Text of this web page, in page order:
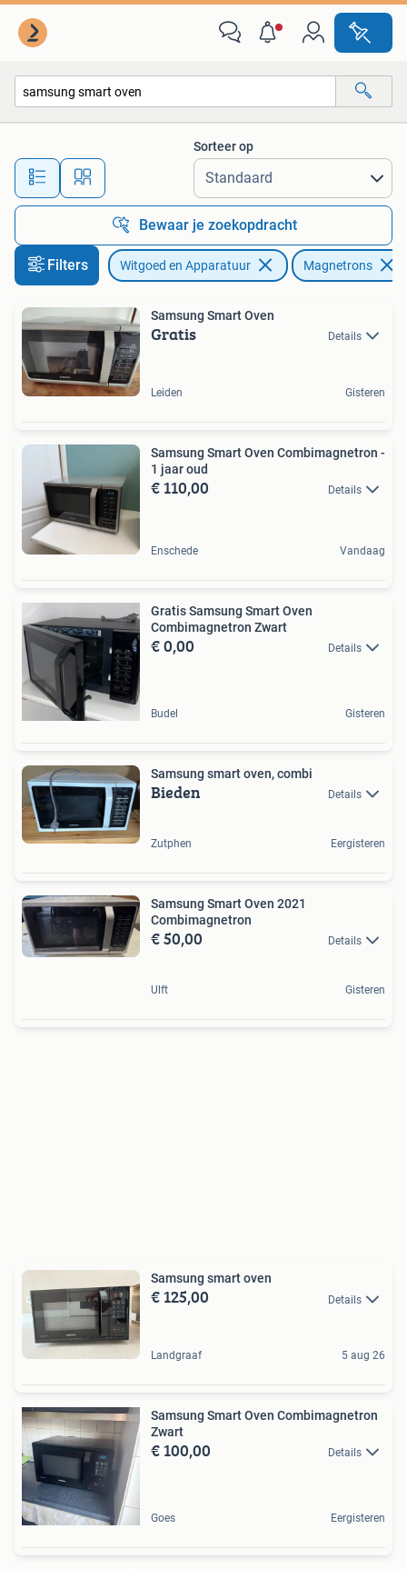
Alle afstanden…
Sorteer op
Bewaar je zoekopdracht
Filters Witgoed en Apparatuur Magnetrons
Samsung Smart Oven
Gratis Details
Leiden Gisteren
Samsung Smart Oven Combimagnetron -
1 jaar oud
€ 110,00 Details
Enschede Vandaag
Gratis Samsung Smart Oven
Combimagnetron Zwart
€ 0,00 Details
Budel Gisteren
Samsung smart oven, combi
Bieden Details
Zutphen Eergisteren
Samsung Smart Oven 2021
Combimagnetron
€ 50,00 Details
Ulft Gisteren
Samsung smart oven
€ 125,00 Details
Landgraaf 5 aug 26
Samsung Smart Oven Combimagnetron
Zwart
€ 100,00 Details
Goes Eergisteren